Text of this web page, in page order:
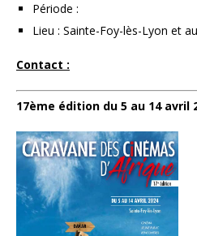
Période :
Lieu : Sainte-Foy-lès-Lyon et
Contact :
17ème édition du 5 au 14 avril